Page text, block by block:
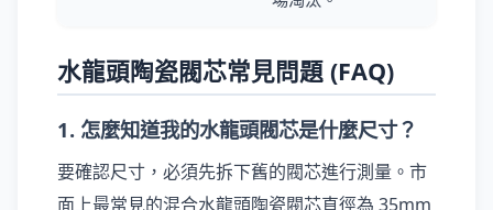
水龍頭陶瓷閥芯常見問題 (FAQ)
1. 怎麼知道我的水龍頭閥芯是什麼尺寸？
要確認尺寸，必須先拆下舊的閥芯進行測量。市
面上最常見的混合水龍頭陶瓷閥芯直徑為 35mm